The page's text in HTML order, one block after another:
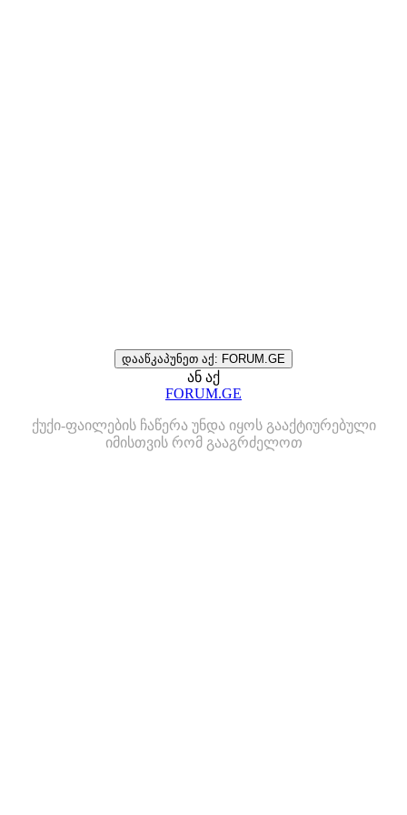
დააწკაპუნეთ აქ: FORUM.GE
ან აქ
FORUM.GE
ქუქი-ფაილების ჩაწერა უნდა იყოს გააქტიურებული
იმისთვის რომ გააგრძელოთ